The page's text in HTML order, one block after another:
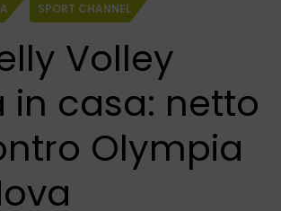
SPORT CHANNEL
Volley
in casa: netto
Olympia